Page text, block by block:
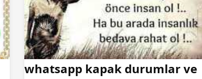
whatsapp kapak durumlar ve